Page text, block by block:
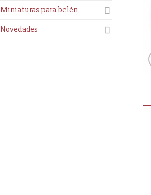
Miniaturas para belén
Novedades